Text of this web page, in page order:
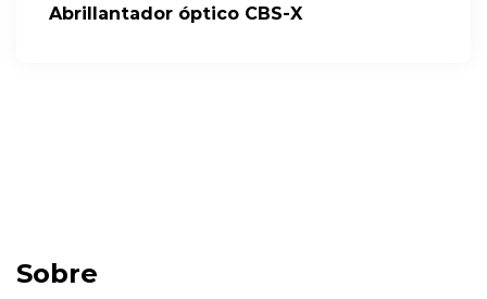
Abrillantador óptico CBS-X
Sobre